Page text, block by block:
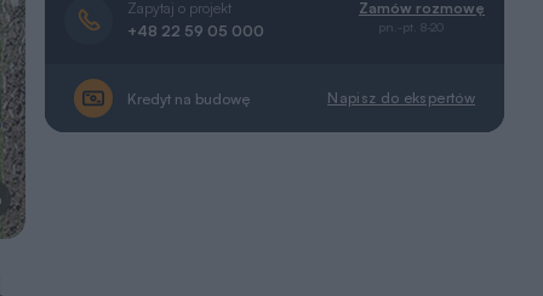
Zapytaj o projekt
+48 22 59 05 000
Zamów rozmowę
pn.-pt. 8-20
Kredyt na budowę Napisz do ekspertów